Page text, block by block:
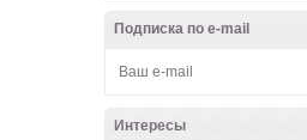
Подписка по e-mail
Интересы